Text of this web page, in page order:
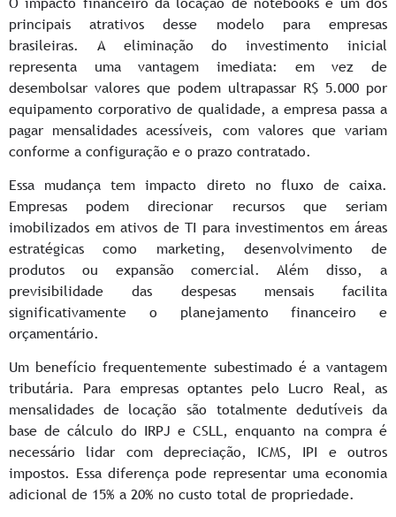
principais atrativos desse modelo para empresas
brasileiras. A eliminação do investimento inicial
representa uma vantagem imediata: em vez de
desembolsar valores que podem ultrapassar R$ 5.000 por
equipamento corporativo de qualidade, a empresa passa a
pagar mensalidades acessíveis, com valores que variam
conforme a configuração e o prazo contratado.
Essa mudança tem impacto direto no fluxo de caixa.
Empresas podem direcionar recursos que seriam
imobilizados em ativos de TI para investimentos em áreas
estratégicas como marketing, desenvolvimento de
produtos ou expansão comercial. Além disso, a
previsibilidade das despesas mensais facilita
significativamente o planejamento financeiro e
orçamentário.
Um benefício frequentemente subestimado é a vantagem
tributária. Para empresas optantes pelo Lucro Real, as
mensalidades de locação são totalmente dedutíveis da
base de cálculo do IRPJ e CSLL, enquanto na compra é
necessário lidar com depreciação, ICMS, IPI e outros
impostos. Essa diferença pode representar uma economia
adicional de 15% a 20% no custo total de propriedade.